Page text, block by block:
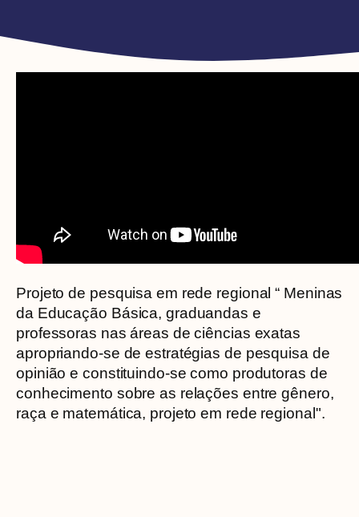
Projeto de pesquisa em rede regional “ Meninas
da Educação Básica, graduandas e
professoras nas áreas de ciências exatas
apropriando-se de estratégias de pesquisa de
opinião e constituindo-se como produtoras de
conhecimento sobre as relações entre gênero,
raça e matemática, projeto em rede regional".